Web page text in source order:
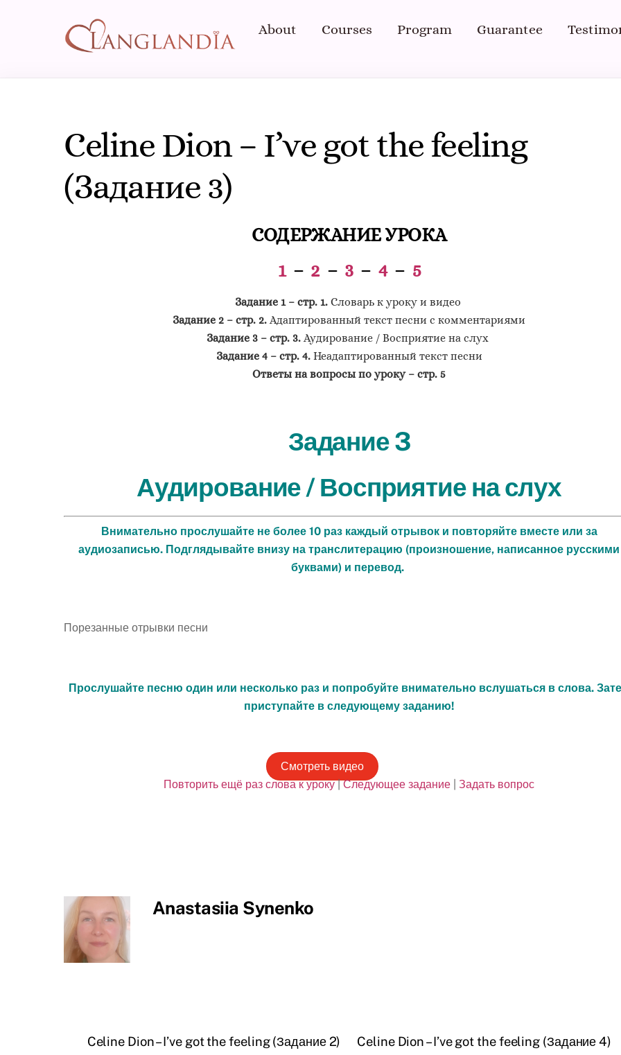
About Courses Program Guarantee
Celine Dion – I’ve got the feeling
(Задание 3)
СОДЕРЖАНИЕ УРОКА
1 – 2– 3– 4– 5
Задание 1 – стр. 1.Словарь к уроку и видео
Задание 2 –стр. 2. Адаптированный текст песни с комментариями
Задание 3 –стр. 3. Аудирование / Восприятие на слух
Задание 4 – стр. 4.Неадаптированный текст песни
Ответы на вопросы по уроку –стр. 5
Задание 3
Аудирование / Восприятие на слух
Внимательно прослушайте не более 10 раз каждый отрывок и повторяйте вместе или за
аудиозаписью. Подглядывайте внизу на транслитерацию (произношение, написанное русскими
буквами) и перевод.
Порезанные отрывки песни
Прослушайте песню один или несколько раз и попробуйте внимательно вслушаться в слова.
приступайте в следующему заданию!
Смотреть видео
Повторить ещё раз слова к уроку|Следующее задание |Задать вопрос
Anastasiia Synenko
Celine Dion – I’ve got the feeling (Задание 2) Celine Dion – I’ve got the feeling (Задание 4)